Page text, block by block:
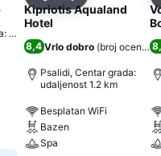
1.646
Kipriotis Aqualand
Hotel
8,4Vrlo dobro (broj ocena:
Psalidi, Centar grada:
udaljenost 1.2 km
Besplatan WiFi
Bazen
Spa